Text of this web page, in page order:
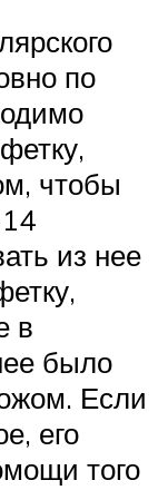
по
чтобы
из нее
в
было
Если
его
того